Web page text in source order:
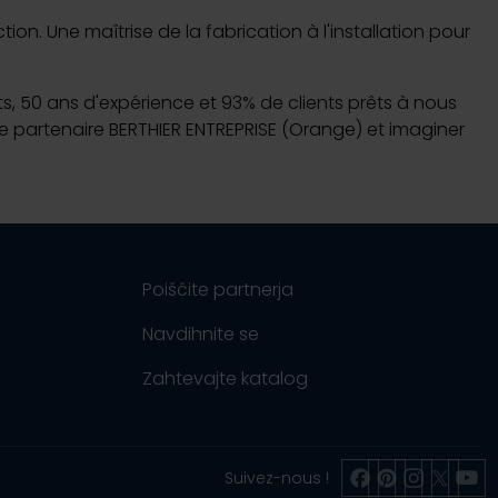
Une maîtrise de la fabrication à l'installation pour
50 ans d'expérience et 93% de clients prêts à nous
BERTHIER ENTREPRISE (Orange) et imaginer
Poiščite partnerja
Navdihnite se
Zahtevajte katalog
Suivez-nous ! Sledite nam na
Sledite nam
Sledite
Sledite
Vaš projekt?